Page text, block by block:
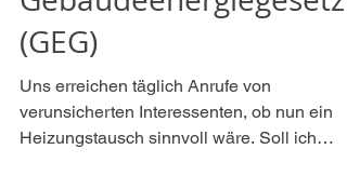
Florian Holzer
Akt. Stand:
Gebäudeenergiegesetz